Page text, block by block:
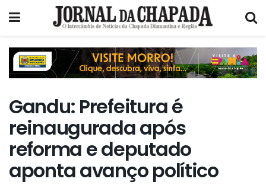
Gandu: Prefeitura é
reinaugurada após
reforma e deputado
aponta avanço político